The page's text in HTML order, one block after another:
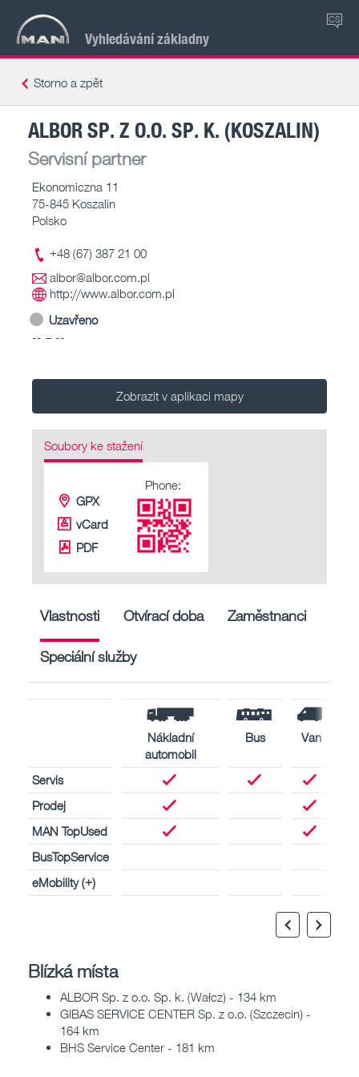
Vyhledávání základny
CS
Storno a zpět
ALBOR SP. Z O.O. SP. K. (KOSZALIN)
Servisní partner
Ekonomiczna 11
75-845 Koszalin
Polsko
+48 (67) 387 21 00
albor@albor.com.pl
http://www.albor.com.pl
Uzavřeno
-- – --
Zobrazit v aplikaci mapy
Soubory ke stažení
GPX
vCard
PDF
Phone:
Vlastnosti Otvírací doba Zaměstnanci
Speciální služby
Nákladní
automobil
Bus Van
Servis
Prodej
MAN TopUsed
BusTopService
eMobility (+)
Blízká místa
ALBOR Sp. z o.o. Sp. k. (Wałcz) - 134 km
GIBAS SERVICE CENTER Sp. z o.o. (Szczecin) -
164 km
BHS Service Center - 181 km